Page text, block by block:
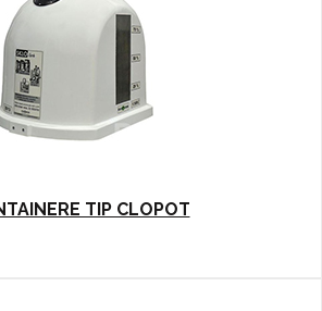
TIP CLOPOT